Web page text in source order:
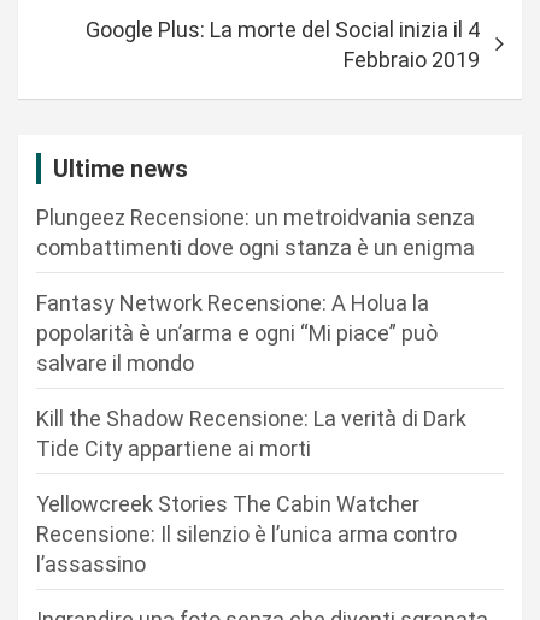
a
Google Plus: La morte del Social inizia il 4
Febbraio 2019
Ultime news
Plungeez Recensione: un metroidvania senza
combattimenti dove ogni stanza è un enigma
Fantasy Network Recensione: A Holua la
popolarità è un’arma e ogni “Mi piace” può
salvare il mondo
Kill the Shadow Recensione: La verità di Dark
Tide City appartiene ai morti
Yellowcreek Stories The Cabin Watcher
Recensione: Il silenzio è l’unica arma contro
l’assassino